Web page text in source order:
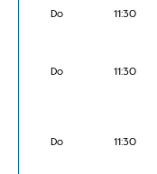
Do 11:30
Do 11:30
Do 11:30